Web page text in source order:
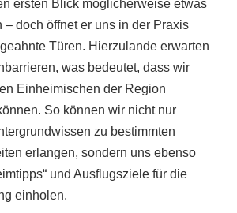
ersten Blick möglicherweise etwas
– doch öffnet er uns in der Praxis
Türen. Hierzulande erwarten
was bedeutet, dass wir
Einheimischen der Region
So können wir nicht nur
zu bestimmten
erlangen, sondern uns ebenso
und Ausflugsziele für die
einholen.